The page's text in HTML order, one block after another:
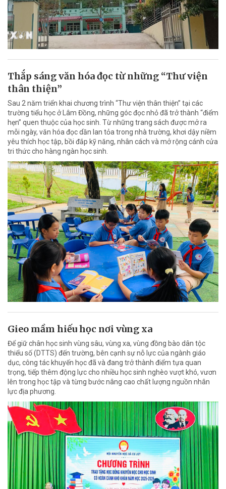
Thắp sáng văn hóa đọc từ những “Thư viện
thân thiện”
Sau 2 năm triển khai chương trình “Thư viện thân thiện” tại các
trường tiểu học ở Lâm Đồng, những góc đọc nhỏ đã trở thành “điểm
hẹn” quen thuộc của học sinh. Từ những trang sách được mở ra
mỗi ngày, văn hóa đọc dần lan tỏa trong nhà trường, khơi dậy niềm
yêu thích học tập, bồi đắp kỹ năng, nhân cách và mở rộng cánh cửa
tri thức cho hàng ngàn học sinh.
Gieo mầm hiếu học nơi vùng xa
Để giữ chân học sinh vùng sâu, vùng xa, vùng đồng bào dân tộc
thiểu số (DTTS) đến trường, bên cạnh sự nỗ lực của ngành giáo
dục, công tác khuyến học đã và đang trở thành điểm tựa quan
trọng, tiếp thêm động lực cho nhiều học sinh nghèo vượt khó, vươn
lên trong học tập và từng bước nâng cao chất lượng nguồn nhân
lực địa phương.